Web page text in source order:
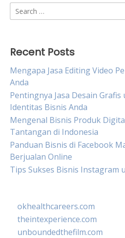
Search
for:
Recent Posts
Mengapa Jasa Editing Video
Anda
Pentingnya Jasa Desain
Identitas Bisnis Anda
Mengenal Bisnis Produk
Tantangan di Indonesia
Panduan Bisnis di Facebook
Berjualan Online
Tips Sukses Bisnis Instagram
okhealthcareers.com
theintexperience.com
unboundedthefilm.com